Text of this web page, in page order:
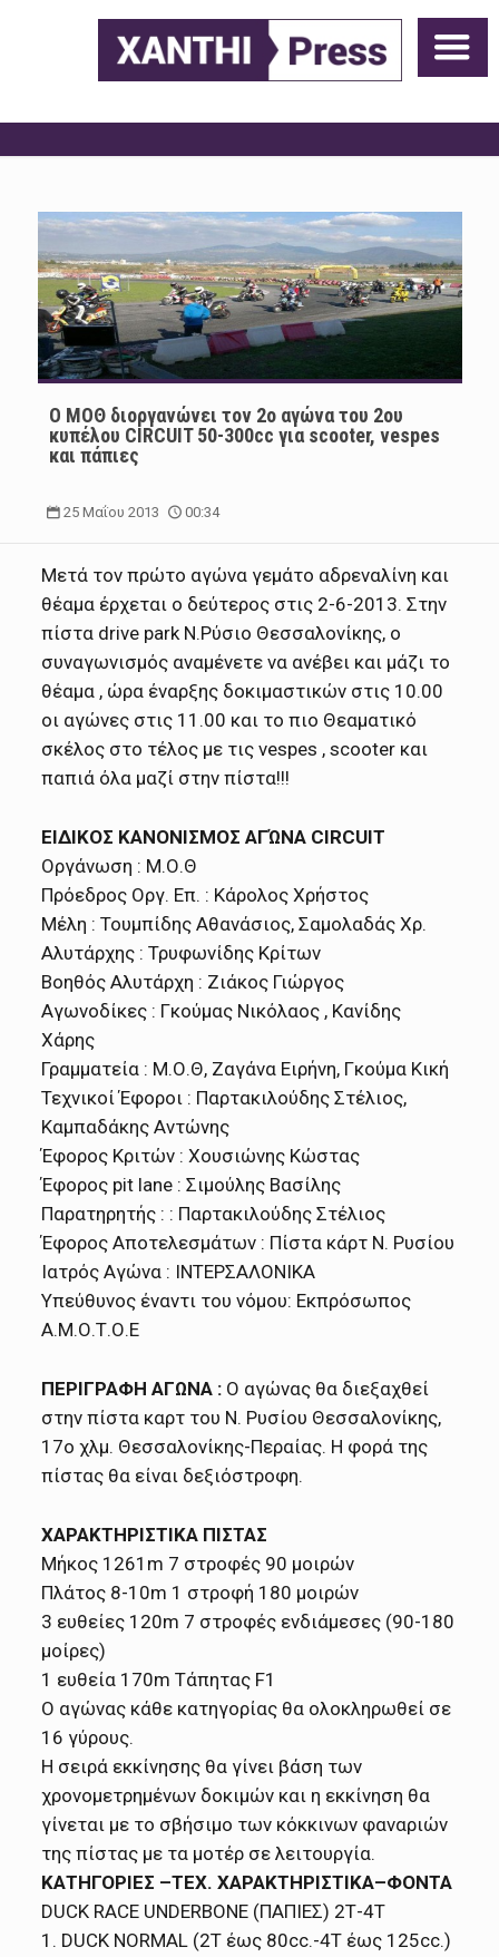
Ο ΜΟΘ διοργανώνει τον 2ο αγώνα του 2ου
κυπέλου CIRCUIT 50-300cc για scooter, vespes
και πάπιες
25 Μαΐου 2013 00:34
Μετά τον πρώτο αγώνα γεμάτο αδρεναλίνη και
θέαμα έρχεται ο δεύτερος στις 2-6-2013. Στην
πίστα drive park Ν.Ρύσιο Θεσσαλονίκης, ο
συναγωνισμός αναμένετε να ανέβει και μάζι το
θέαμα , ώρα έναρξης δοκιμαστικών στις 10.00
οι αγώνες στις 11.00 και το πιο Θεαματικό
σκέλος στο τέλος με τις vespes , scooter και
παπιά όλα μαζί στην πίστα!!!
ΕΙΔΙΚΟΣ ΚΑΝΟΝΙΣΜΟΣ ΑΓΏΝΑ CIRCUIT
Οργάνωση : Μ.Ο.Θ
Πρόεδρος Οργ. Επ. : Κάρολος Χρήστος
Μέλη : Τουμπίδης Αθανάσιος, Σαμολαδάς Χρ.
Αλυτάρχης : Τρυφωνίδης Κρίτων
Βοηθός Αλυτάρχη : Ζιάκος Γιώργος
Αγωνοδίκες : Γκούμας Νικόλαος , Κανίδης
Χάρης
Γραμματεία : Μ.Ο.Θ, Ζαγάνα Ειρήνη, Γκούμα Κική
Τεχνικοί Έφοροι : Παρτακιλούδης Στέλιος,
Καμπαδάκης Αντώνης
Έφορος Κριτών : Χουσιώνης Κώστας
Έφορος pit lane : Σιμούλης Βασίλης
Παρατηρητής : : Παρτακιλούδης Στέλιος
Έφορος Αποτελεσμάτων : Πίστα κάρτ Ν. Ρυσίου
Ιατρός Αγώνα : ΙΝΤΕΡΣΑΛΟΝΙΚΑ
Υπεύθυνος έναντι του νόμου: Εκπρόσωπος
Α.Μ.Ο.Τ.Ο.Ε
ΠΕΡΙΓΡΑΦΗ ΑΓΩΝΑ : Ο αγώνας θα διεξαχθεί
στην πίστα καρτ του Ν. Ρυσίου Θεσσαλονίκης,
17ο χλμ. Θεσσαλονίκης-Περαίας. Η φορά της
πίστας θα είναι δεξιόστροφη.
ΧΑΡΑΚΤΗΡΙΣΤΙΚΑ ΠΙΣΤΑΣ
Μήκος 1261m 7 στροφές 90 μοιρών
Πλάτος 8-10m 1 στροφή 180 μοιρών
3 ευθείες 120m 7 στροφές ενδιάμεσες (90-180
μοίρες)
1 ευθεία 170m Τάπητας F1
Ο αγώνας κάθε κατηγορίας θα ολοκληρωθεί σε
16 γύρους.
Η σειρά εκκίνησης θα γίνει βάση των
χρονομετρημένων δοκιμών και η εκκίνηση θα
γίνεται με το σβήσιμο των κόκκινων φαναριών
της πίστας με τα μοτέρ σε λειτουργία.
ΚΑΤΗΓΟΡΙΕΣ –ΤΕΧ. ΧΑΡΑΚΤΗΡΙΣΤΙΚΑ–ΦΟΝΤΑ
DUCK RACE UNDERBONE (ΠΑΠΙΕΣ) 2Τ-4Τ
1. DUCK NORMAL (2Τ έως 80cc.-4T έως 125cc.)